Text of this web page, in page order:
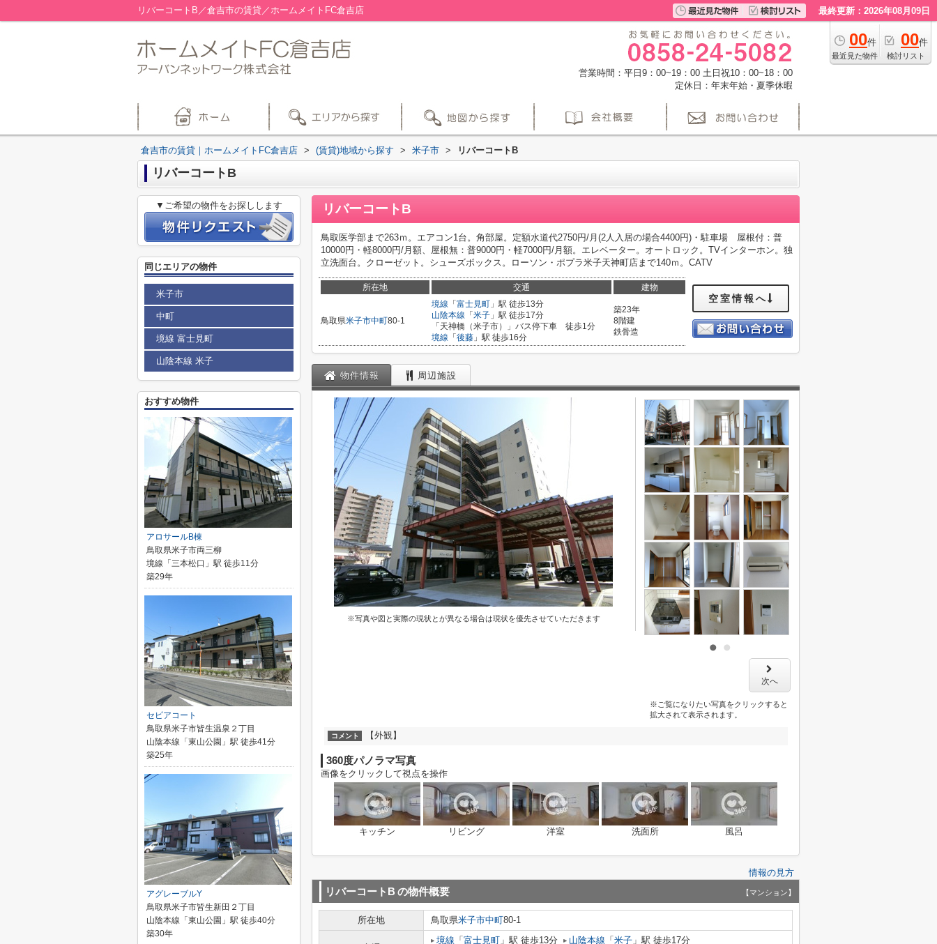
リバーコートB／倉吉市の賃貸／ホームメイトFC倉吉店 最終更新：2026年08月09日
00件
最近見た物件
00件
検討リスト
営業時間：平日9：00~19：00 土日祝10：00~18：00
定休日：年末年始・夏季休暇
倉吉市の賃貸｜ホームメイトFC倉吉店 > (賃貸)地域から探す > 米子市 > リバーコートB
リバーコートB
リバーコートB
鳥取医学部まで263ｍ。エアコン1台。角部屋。定額水道代2750円/月(2人入居の場合4400円)・駐車場 屋根付：普
10000円・軽8000円/月額、屋根無：普9000円・軽7000円/月額。エレベーター。オートロック。TVインターホン。独
立洗面台。クローゼット。シューズボックス。ローソン・ポプラ米子天神町店まで140ｍ。CATV
所在地 交通 建物
鳥取県米子市中町80-1
境線 「 富士見町 」駅 徒歩13分
山陰本線 「 米子 」駅 徒歩17分
「天神橋（米子市）」バス停下車 徒歩1分
境線 「 後藤 」駅 徒歩16分
築23年
8階建
鉄骨造
空室情報へ
物件情報 周辺施設
※写真や図と実際の現状とが異なる場合は現状を優先させていただきます
次へ
※ご覧になりたい写真をクリックすると
拡大されて表示されます。
コメント 【外観】
360度パノラマ写真
画像をクリックして視点を操作
キッチン リビング 洋室 洗面所 風呂
情報の見方
リバーコートB の物件概要 【マンション】
所在地 鳥取県米子市中町80-1
境線 「 富士見町 」駅 徒歩13分 山陰本線 「 米子 」駅 徒歩17分
▼ご希望の物件をお探しします
同じエリアの物件
米子市
中町
境線 富士見町
山陰本線 米子
おすすめ物件
アロサールB棟
鳥取県米子市両三柳
境線「三本松口」駅 徒歩11分
築29年
セピアコート
鳥取県米子市皆生温泉２丁目
山陰本線「東山公園」駅 徒歩41分
築25年
アグレーブルY
鳥取県米子市皆生新田２丁目
山陰本線「東山公園」駅 徒歩40分
築30年